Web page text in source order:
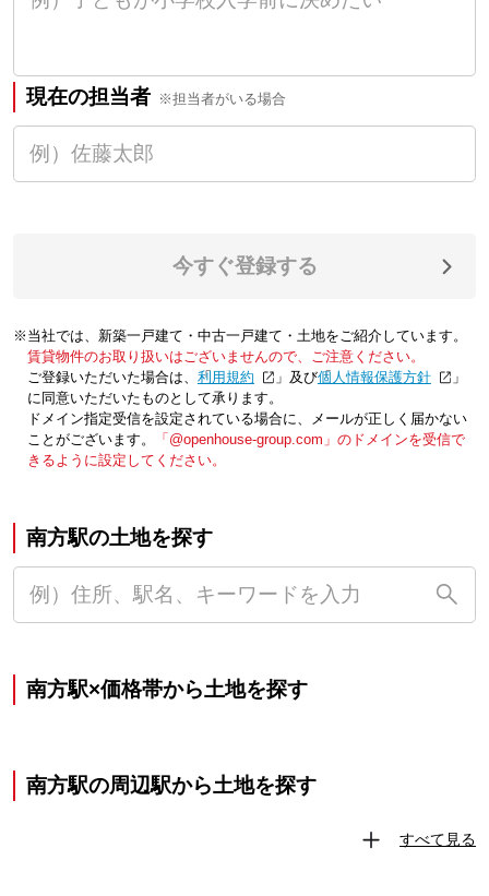
現在の担当者 ※担当者がいる場合
今すぐ登録する
※当社では、新築一戸建て・中古一戸建て・土地をご紹介しています。
賃貸物件のお取り扱いはございませんので、ご注意ください。
ご登録いただいた場合は、「利用規約 」及び「個人情報保護方針
」
に同意いただいたものとして承ります。
ドメイン指定受信を設定されている場合に、メールが正しく届かない
ことがございます。
「@openhouse-group.com」のドメインを受信で
きるように設定してください。
南方駅の土地を探す
南方駅×価格帯から土地を探す
南方駅の周辺駅から土地を探す
すべて見る